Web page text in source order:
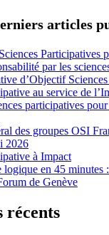
articles
Participatives
par les
d’Objectif
au service de
participatives
des groupes OSI
2026
à Impact
logique en 45 minutes
de Genève
récents